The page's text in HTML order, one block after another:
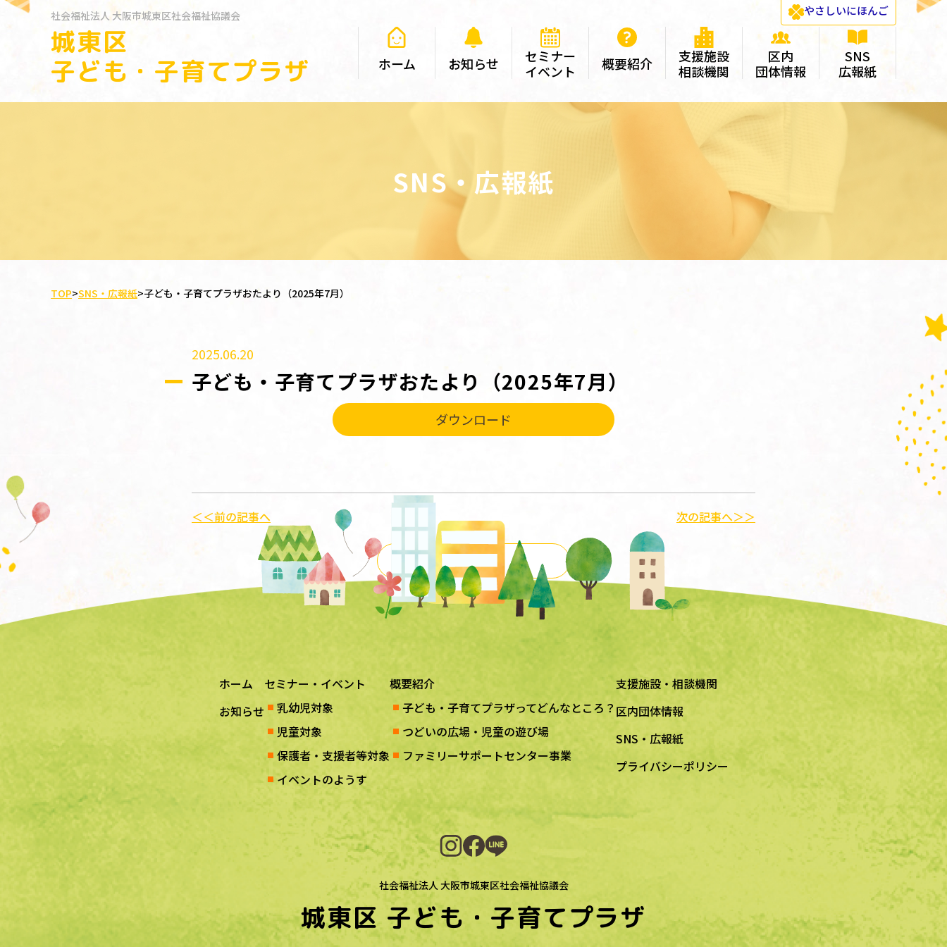
社会福祉法人大阪市城東区社会福祉協議会
城東区
子ども・子育てプラザ
やさしいにほんご
ホーム お知らせ
セミナー
イベント
概要紹介
支援施設
相談機関
区内
団体情報
SNS
広報紙
SNS・広報紙
TOP>SNS・広報紙>子ども・子育てプラザおたより（2025年7月）
2025.06.20
子ども・子育てプラザおたより（2025年7月）
ダウンロード
＜＜前の記事へ
一覧に戻る
次の記事へ＞＞
ホーム
お知らせ
セミナー・イベント
乳幼児対象
児童対象
保護者・支援者等対象
イベントのようす
概要紹介
子ども・子育てプラザってどんなところ？
つどいの広場・児童の遊び場
ファミリーサポートセンター事業
支援施設・相談機関
区内団体情報
SNS・広報紙
プライバシーポリシー
社会福祉法人 大阪市城東区社会福祉協議会
城東区子ども・子育てプラザ